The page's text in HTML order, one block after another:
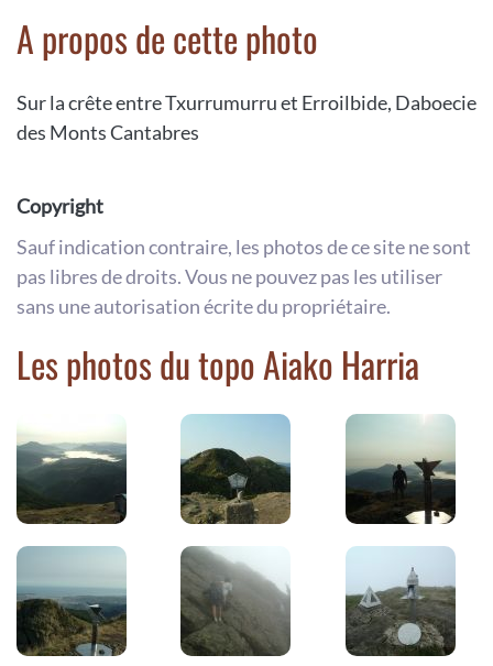
A propos de cette photo
Sur la crête entre Txurrumurru et Erroilbide, Daboecie
des Monts Cantabres
Copyright
Sauf indication contraire, les photos de ce site ne sont
pas libres de droits. Vous ne pouvez pas les utiliser
sans une autorisation écrite du propriétaire.
Les photos du topo Aiako Harria